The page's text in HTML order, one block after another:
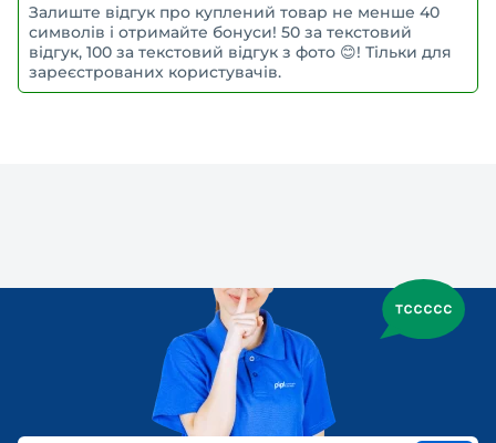
Залиште відгук про куплений товар не менше 40
символів і отримайте бонуси! 50 за текстовий
відгук, 100 за текстовий відгук з фото 😊! Тільки для
зареєстрованих користувачів.